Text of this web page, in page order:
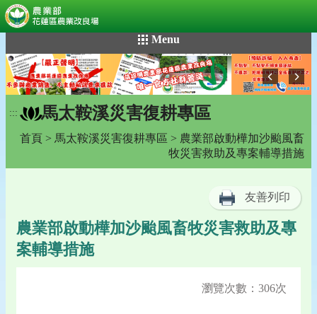
到
主
要
內
容
Menu
::: 馬太鞍溪災害復耕專區
首頁 > 馬太鞍溪災害復耕專區 > 農業部啟動樺加沙颱風畜
牧災害救助及專案輔導措施
友善列印
農業部啟動樺加沙颱風畜牧災害救助及專
案輔導措施
瀏覽次數：306次